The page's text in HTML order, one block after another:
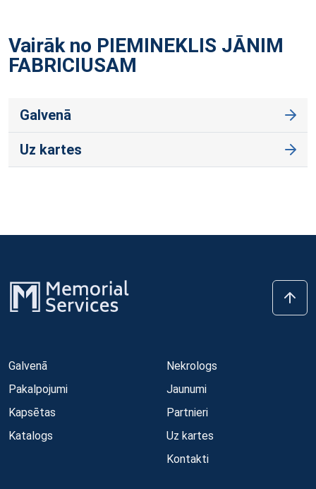
Vairāk no PIEMINEKLIS JĀNIM
FABRICIUSAM
Galvenā
Uz kartes
Galvenā
Pakalpojumi
Kapsētas
Katalogs
Nekrologs
Jaunumi
Partnieri
Uz kartes
Kontakti